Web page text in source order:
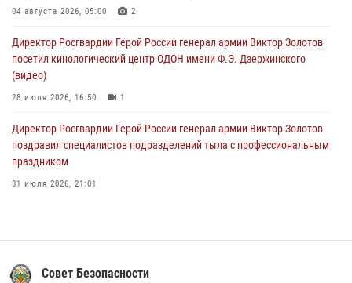
мать
04 августа 2026, 05:00 2
Директор Росгвардии Герой России генерал армии Виктор Золотов
посетил кинологический центр ОДОН имени Ф.Э. Дзержинского
(видео)
28 июля 2026, 16:50 1
Директор Росгвардии Герой России генерал армии Виктор Золотов
поздравил специалистов подразделений тыла с профессиональным
праздником
31 июля 2026, 21:01
Совет Безопасности